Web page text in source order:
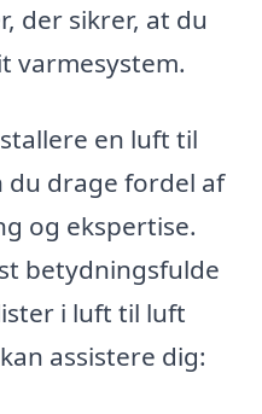
der sikrer, at du
varmesystem.
en luft til
du drage fordel af
og ekspertise.
betydningsfulde
i luft til luft
assistere dig: